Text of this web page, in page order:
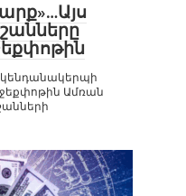
կենդանակերպի
Ամռան